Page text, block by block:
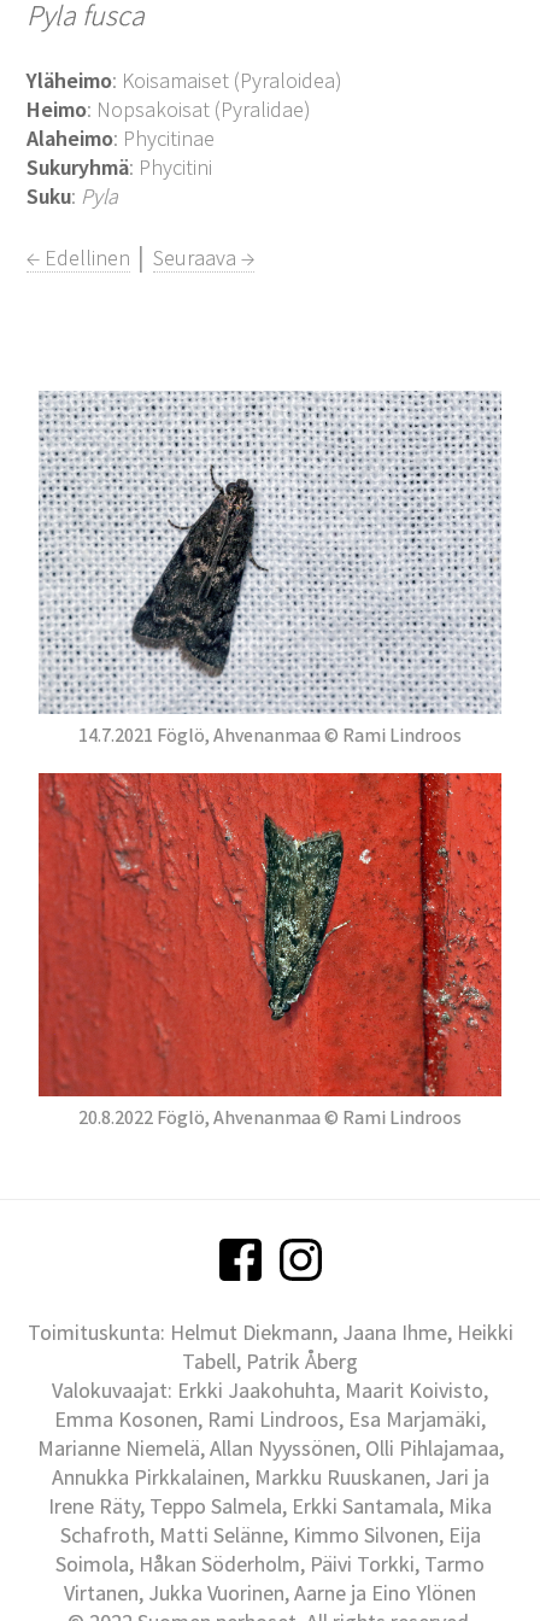
Pyla fusca
Yläheimo: Koisamaiset (Pyraloidea)
Heimo: Nopsakoisat (Pyralidae)
Alaheimo: Phycitinae
Sukuryhmä: Phycitini
Suku: Pyla
← Edellinen │Seuraava →
14.7.2021 Föglö, Ahvenanmaa © Rami Lindroos
20.8.2022 Föglö, Ahvenanmaa © Rami Lindroos
Toimituskunta: Helmut Diekmann, Jaana Ihme, Heikki
Tabell, Patrik Åberg
Valokuvaajat: Erkki Jaakohuhta, Maarit Koivisto,
Emma Kosonen, Rami Lindroos, Esa Marjamäki,
Marianne Niemelä, Allan Nyyssönen, Olli Pihlajamaa,
Annukka Pirkkalainen, Markku Ruuskanen, Jari ja
Irene Räty, Teppo Salmela, Erkki Santamala, Mika
Schafroth, Matti Selänne, Kimmo Silvonen, Eija
Soimola, Håkan Söderholm, Päivi Torkki, Tarmo
Virtanen, Jukka Vuorinen, Aarne ja Eino Ylönen